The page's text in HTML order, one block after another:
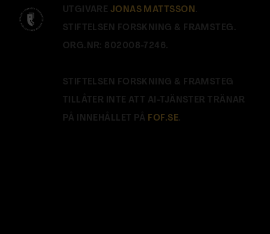
UTGIVARE JONAS MATTSSON .
STIFTELSEN FORSKNING & FRAMSTEG.
ORG.NR: 802008-7246.
STIFTELSEN FORSKNING & FRAMSTEG
TILLÅTER INTE ATT AI-TJÄNSTER TRÄNAR
PÅ INNEHÅLLET PÅ FOF.SE.